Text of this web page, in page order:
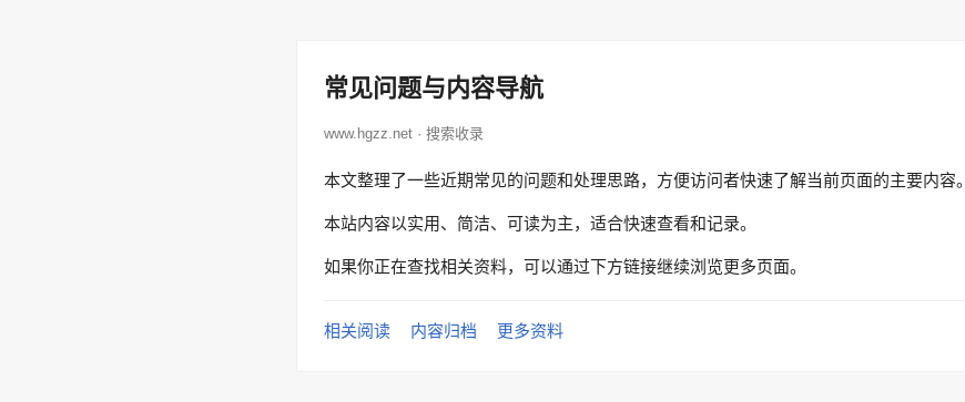
常见问题与内容导航
www.hgzz.net · 搜索收录
本文整理了一些近期常见的问题和处理思路，方便访问者快速了解当前页面的主要内容。
本站内容以实用、简洁、可读为主，适合快速查看和记录。
如果你正在查找相关资料，可以通过下方链接继续浏览更多页面。
相关阅读 内容归档 更多资料